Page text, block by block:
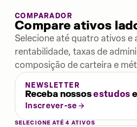
COMPARADOR
Compare ativos
Selecione até quatro ativos e
rentabilidade, taxas de
composição de carteira e
NEWSLETTER
Receba nossosestudos
Inscrever-se
SELECIONE ATÉ 4 ATIVOS